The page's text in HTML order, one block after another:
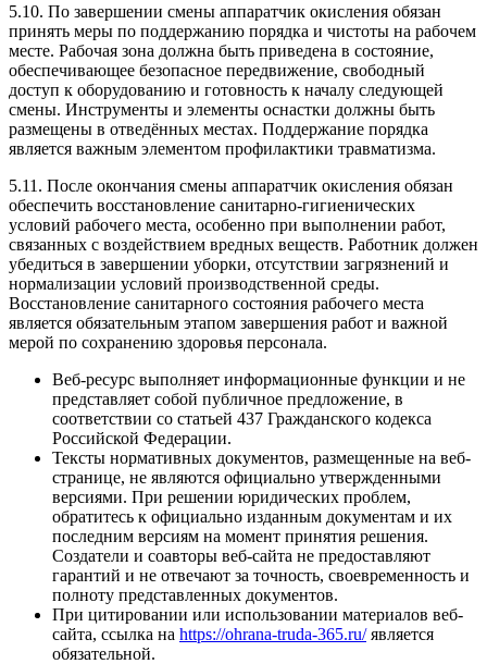
5.10. По завершении смены аппаратчик окисления обязан
принять меры по поддержанию порядка и чистоты на рабочем
месте. Рабочая зона должна быть приведена в состояние,
обеспечивающее безопасное передвижение, свободный
доступ к оборудованию и готовность к началу следующей
смены. Инструменты и элементы оснастки должны быть
размещены в отведённых местах. Поддержание порядка
является важным элементом профилактики травматизма.
5.11. После окончания смены аппаратчик окисления обязан
обеспечить восстановление санитарно-гигиенических
условий рабочего места, особенно при выполнении работ,
связанных с воздействием вредных веществ. Работник должен
убедиться в завершении уборки, отсутствии загрязнений и
нормализации условий производственной среды.
Восстановление санитарного состояния рабочего места
является обязательным этапом завершения работ и важной
мерой по сохранению здоровья персонала.
Веб-ресурс выполняет информационные функции и не
представляет собой публичное предложение, в
соответствии со статьей 437 Гражданского кодекса
Российской Федерации.
Тексты нормативных документов, размещенные на веб-
странице, не являются официально утвержденными
версиями. При решении юридических проблем,
обратитесь к официально изданным документам и их
последним версиям на момент принятия решения.
Создатели и соавторы веб-сайта не предоставляют
гарантий и не отвечают за точность, своевременность и
полноту представленных документов.
При цитировании или использовании материалов веб-
сайта, ссылка на https://ohrana-truda-365.ru/является
обязательной.